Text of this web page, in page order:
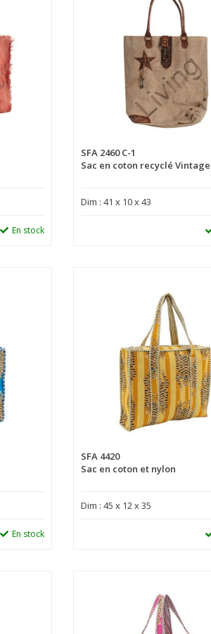
En stock
SFA 2460 C-1
Sac en coton recyclé Vintage
Dim : 41 x 10 x 43
En stock
SFA 4420
Sac en coton et nylon
Dim : 45 x 12 x 35